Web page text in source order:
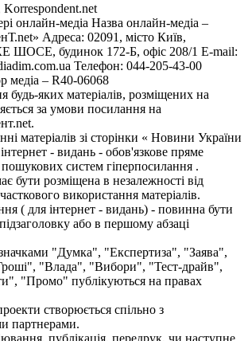
онлайн-медіа Назва онлайн-медіа –
Адреса: 02091, місто Київ,
ШОСЕ, будинок 172-Б, офіс 208/1 E-mail:
Телефон: 044-205-43-00
медіа – R40-06068
будь-яких матеріалів, розміщених на
за умови посилання на
матеріалів зі сторінки « Новини України
інтернет - видань - обов'язкове пряме
пошукових систем гіперпосилання .
бути розміщена в незалежності від
використання матеріалів.
( для інтернет - видань) - повинна бути
або в першому абзаці
"Думка", "Експертиза", "Заява",
"Влада", "Вибори", "Тест-драйв",
"Промо" публікуються на правах
створюється спільно з
партнерами.
публікація, передрук, чи наступне